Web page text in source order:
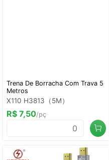
Trena De Borracha Com Trava 5
Metros
X110 H3813（5M）
R$ 7,50/pç